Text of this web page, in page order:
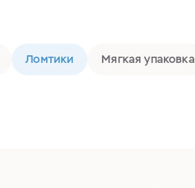
Ломтики Мягкая упаковка